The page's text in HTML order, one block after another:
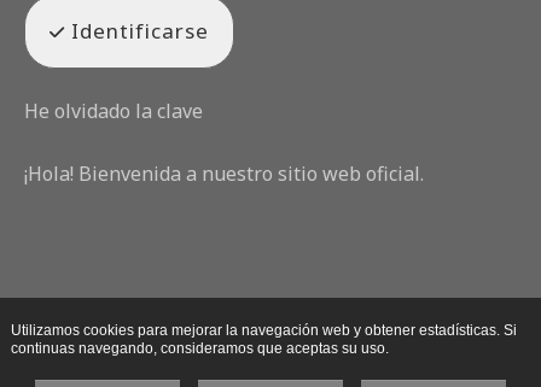
Identificarse
He olvidado la clave
¡Hola! Bienvenida a nuestro sitio web oficial.
Utilizamos cookies para mejorar la navegación web y obtener estadísticas. Si
continuas navegando, consideramos que aceptas su uso.